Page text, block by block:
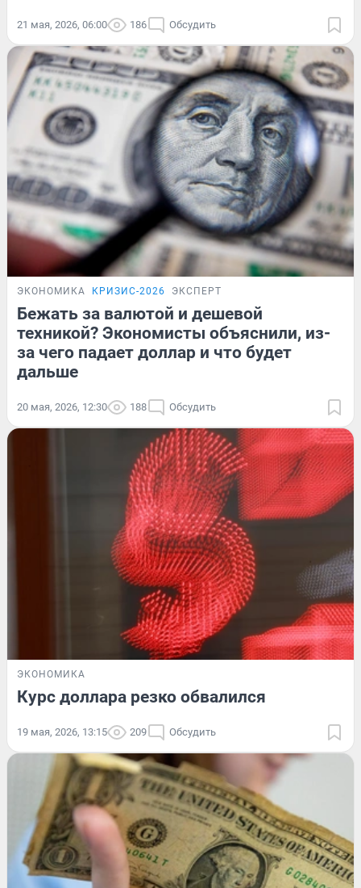
21 мая, 2026, 06:00 186 Обсудить
ЭКОНОМИКА КРИЗИС-2026 ЭКСПЕРТ
Бежать за валютой и дешевой
техникой? Экономисты объяснили, из-
за чего падает доллар и что будет
дальше
20 мая, 2026, 12:30 188 Обсудить
ЭКОНОМИКА
Курс доллара резко обвалился
19 мая, 2026, 13:15 209 Обсудить